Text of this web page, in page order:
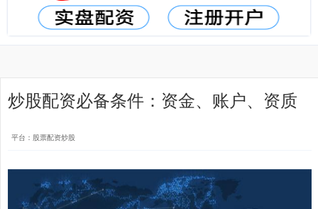
炒股配资必备条件：资金、账户、资质
平台：股票配资炒股